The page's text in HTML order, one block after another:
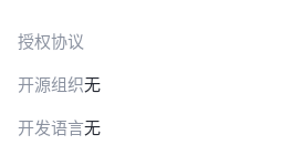
授权协议
开源组织无
开发语言无